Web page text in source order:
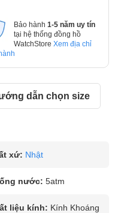
Bảo hành 1-5 năm uy tín
tại hệ thống đồng hồ
WatchStore Xem địa chỉ
dẫn chọn size
xứ: Nhật
nước: 5atm
liệu kính: Kính Khoáng